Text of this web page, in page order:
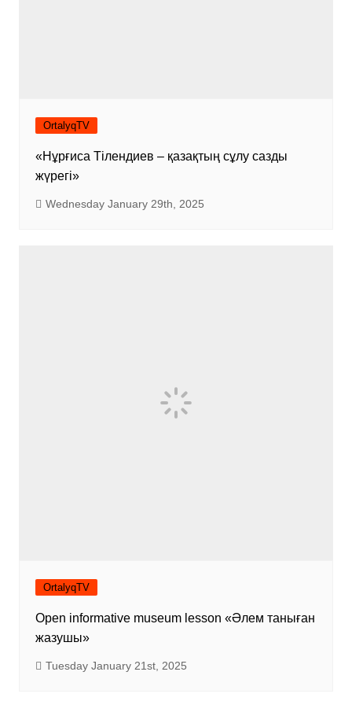
OrtalyqTV
«Нұрғиса Тілендиев – қазақтың сұлу сазды
жүрегі»
Wednesday January 29th, 2025
OrtalyqTV
Open informative museum lesson «Әлем таныған
жазушы»
Tuesday January 21st, 2025